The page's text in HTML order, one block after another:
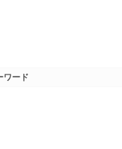
ワード